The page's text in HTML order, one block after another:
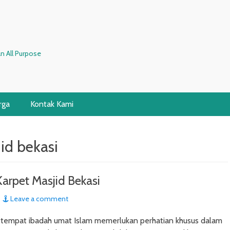
All Purpose
Kontak Kami
bekasi
Masjid Bekasi
Leave a comment
ibadah umat Islam memerlukan perhatian khusus dalam